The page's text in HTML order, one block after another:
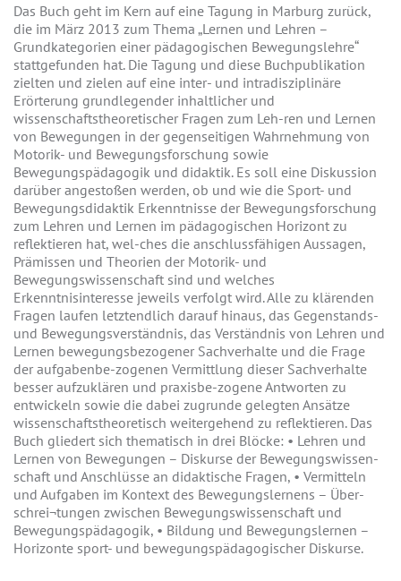
Das Buch geht im Kern auf eine Tagung in Marburg zurück,
die im März 2013 zum Thema „Lernen und Lehren –
Grundkategorien einer pädagogischen Bewegungslehre“
stattgefunden hat. Die Tagung und diese Buchpublikation
zielten und zielen auf eine inter- und intradisziplinäre
Erörterung grundlegender inhaltlicher und
wissenschaftstheoretischer Fragen zum Leh-ren und Lernen
von Bewegungen in der gegenseitigen Wahrnehmung von
Motorik- und Bewegungsforschung sowie
Bewegungspädagogik und didaktik. Es soll eine Diskussion
darüber angestoßen werden, ob und wie die Sport- und
Bewegungsdidaktik Erkenntnisse der Bewegungsforschung
zum Lehren und Lernen im pädagogischen Horizont zu
reflektieren hat, wel-ches die anschlussfähigen Aussagen,
Prämissen und Theorien der Motorik- und
Bewegungswissenschaft sind und welches
Erkenntnisinteresse jeweils verfolgt wird. Alle zu klärenden
Fragen laufen letztendlich darauf hinaus, das Gegenstands-
und Bewegungsverständnis, das Verständnis von Lehren und
Lernen bewegungsbezogener Sachverhalte und die Frage
der aufgabenbe-zogenen Vermittlung dieser Sachverhalte
besser aufzuklären und praxisbe-zogene Antworten zu
entwickeln sowie die dabei zugrunde gelegten Ansätze
wissenschaftstheoretisch weitergehend zu reflektieren. Das
Buch gliedert sich thematisch in drei Blöcke: • Lehren und
Lernen von Bewegungen – Diskurse der Bewegungswissen-
schaft und Anschlüsse an didaktische Fragen, • Vermitteln
und Aufgaben im Kontext des Bewegungslernens – Über-
schrei¬tungen zwischen Bewegungswissenschaft und
Bewegungspädagogik, • Bildung und Bewegungslernen –
Horizonte sport- und bewegungspädagogischer Diskurse.